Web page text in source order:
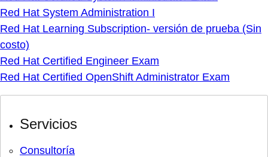
Red Hat System Administration I
Red Hat Learning Subscription- versión de prueba (Sin
costo)
Red Hat Certified Engineer Exam
Red Hat Certified OpenShift Administrator Exam
Servicios
Consultoría